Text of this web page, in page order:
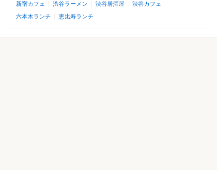
新宿カフェ
渋谷ラーメン 渋谷居酒屋
渋谷カフェ
六本木ランチ
恵比寿ランチ